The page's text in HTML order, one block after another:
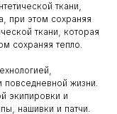
ткани,
при этом сохраняя
ткани, которая
сохраняя тепло.
жизни.
экипировки и
нашивки и патчи.